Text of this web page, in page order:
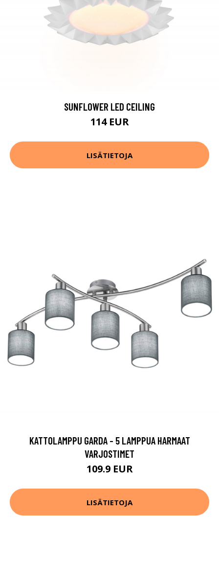
SUNFLOWER LED CEILING
114 EUR
LISÄTIETOJA
KATTOLAMPPU GARDA - 5 LAMPPUA HARMAAT
VARJOSTIMET
109.9 EUR
LISÄTIETOJA